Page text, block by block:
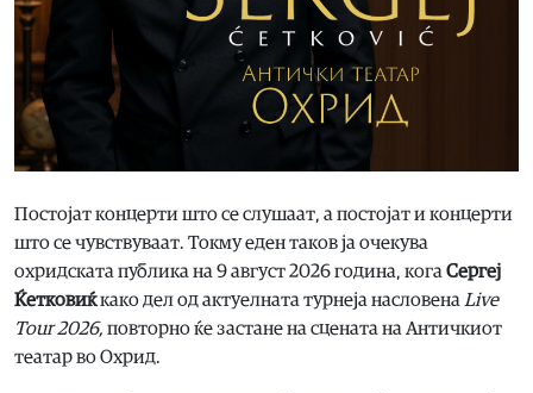
Постојат концерти што се слушаат, а постојат и концерти
што се чувствуваат. Токму еден таков ја очекува
охридската публика на 9 август 2026 година, кога Сергеј
Ќетковиќкако дел од актуелната турнеја насловена Live
Tour 2026, повторно ќе застане на сцената на Античкиот
театар во Охрид.